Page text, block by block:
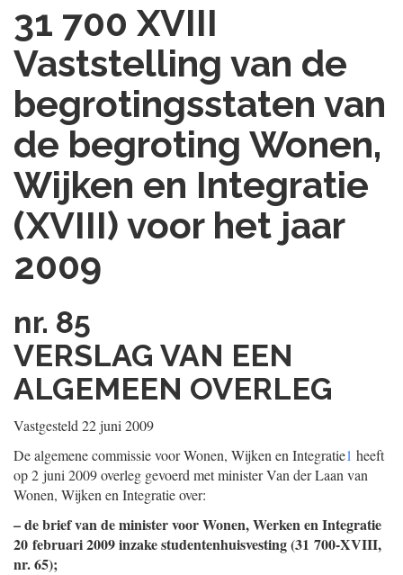
31 700 XVIII
Vaststelling van de
begrotingsstaten van
de begroting Wonen,
Wijken en Integratie
(XVIII) voor het jaar
2009
nr. 85
VERSLAG VAN EEN
ALGEMEEN OVERLEG
Vastgesteld 22 juni 2009
De algemene commissie voor Wonen, Wijken en Integratie1 heeft
op 2 juni 2009 overleg gevoerd met minister Van der Laan van
Wonen, Wijken en Integratie over:
– de brief van de minister voor Wonen, Werken en Integratie
20 februari 2009 inzake studentenhuisvesting (31 700-XVIII,
nr. 65);